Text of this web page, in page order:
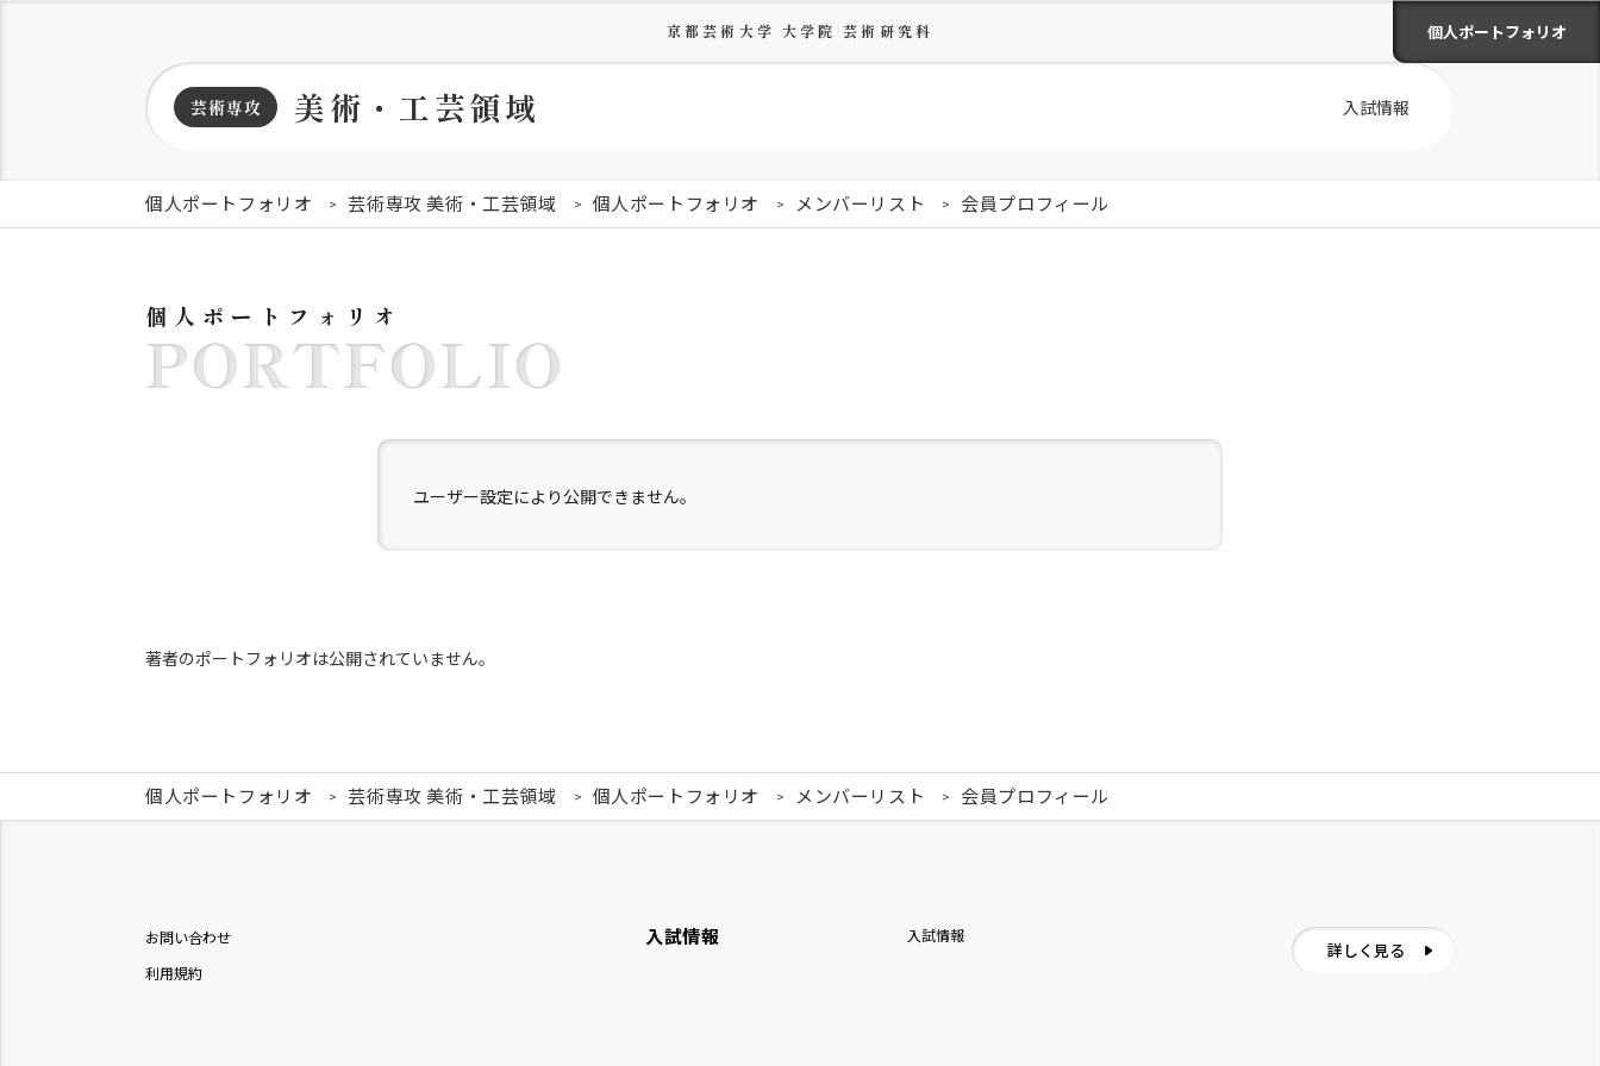
京都芸術大学 大学院 芸術研究科 個人ポートフォリオ
芸術専攻 美術・工芸領域 入試情報
個人ポートフォリオ 芸術専攻 美術・工芸領域 個人ポートフォリオ メンバーリスト 会員プロフィール
個人ポートフォリオ
PORTFOLIO
ユーザー設定により公開できません。
著者のポートフォリオは公開されていません。
個人ポートフォリオ 芸術専攻 美術・工芸領域 個人ポートフォリオ メンバーリスト 会員プロフィール
お問い合わせ
利用規約
入試情報 入試情報
詳しく見る